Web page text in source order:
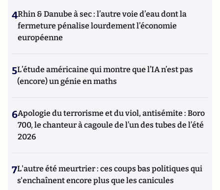
4Rhin & Danube à sec : l’autre voie d’eau dont la
fermeture pénalise lourdement l’économie
européenne
5L’étude américaine qui montre que l’IA n’est pas
(encore) un génie en maths
6Apologie du terrorisme et du viol, antisémite : Boro
700, le chanteur à cagoule de l’un des tubes de l’été
2026
7L'autre été meurtrier : ces coups bas politiques qui
s'enchaînent encore plus que les canicules